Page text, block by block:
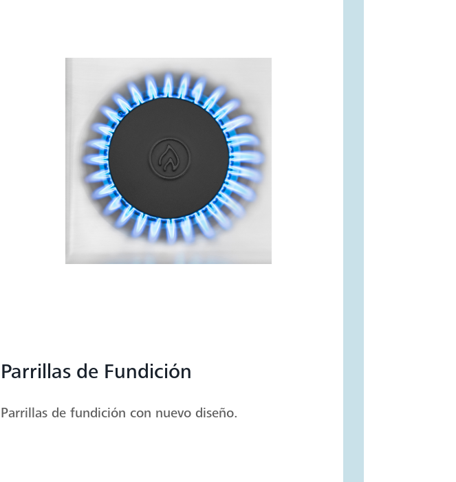
Parrillas de Fundición
Parrillas de fundición con nuevo diseño.